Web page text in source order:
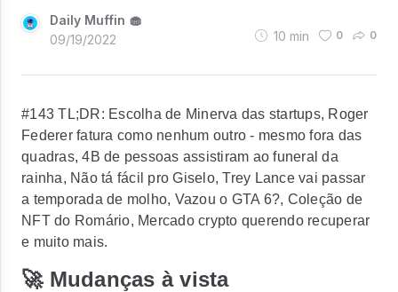
Daily Muffin 🧁
09/19/2022
10 min 0 0
#143 TL;DR: Escolha de Minerva das startups, Roger
Federer fatura como nenhum outro - mesmo fora das
quadras, 4B de pessoas assistiram ao funeral da
rainha, Não tá fácil pro Giselo, Trey Lance vai passar
a temporada de molho, Vazou o GTA 6?, Coleção de
NFT do Romário, Mercado crypto querendo recuperar
e muito mais.
🚀 Mudanças à vista